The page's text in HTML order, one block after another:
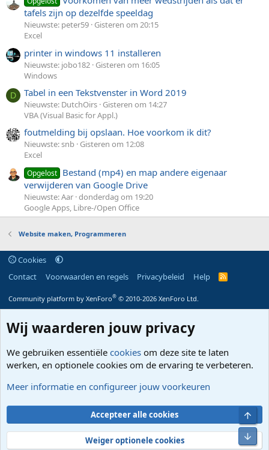
tafels zijn op dezelfde speeldag
Nieuwste: peter59 Gisteren om 20:15
Excel
printer in windows 11 installeren
Nieuwste: jobo182 Gisteren om 16:05
Windows
D Tabel in een Tekstvenster in Word 2019
Nieuwste: DutchOirs Gisteren om 14:27
VBA (Visual Basic for Appl.)
foutmelding bij opslaan. Hoe voorkom ik dit?
Nieuwste: snb Gisteren om 12:08
Excel
Opgelost Bestand (mp4) en map andere eigenaar
verwijderen van Google Drive
Nieuwste: Aar donderdag om 19:20
Google Apps, Libre-/Open Office
Website maken, Programmeren
Cookies
Contact
Voorwaarden en regels Privacybeleid Help
R
S
Community platform by XenForo® © 2010-2026 XenForo Ltd.
Wij waarderen jouw privacy
We gebruiken essentiële cookies om deze site te laten
werken, en optionele cookies om de ervaring te verbeteren.
Meer informatie en configureer jouw voorkeuren
Accepteer alle cookies
Weiger optionele cookies